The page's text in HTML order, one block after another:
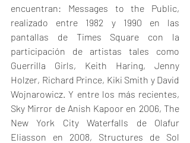
encuentran: Messages to the Public,
realizado entre 1982 y 1990 en las
pantallas de Times Square con la
participación de artistas tales como
Guerrilla Girls, Keith Haring, Jenny
Holzer, Richard Prince, Kiki Smith y David
Wojnarowicz. Y entre los más recientes,
Sky Mirror de Anish Kapoor en 2006, The
New York City Waterfalls de Olafur
Eliasson en 2008, Structures de Sol